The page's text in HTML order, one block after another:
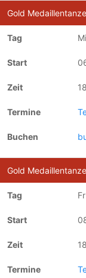
Gold
Mi
Gold
Fr